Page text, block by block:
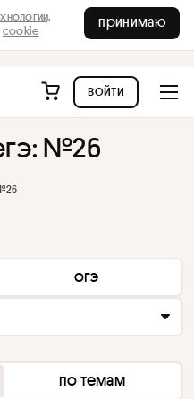
cookie
принимаю
войти
№26
огэ
по темам